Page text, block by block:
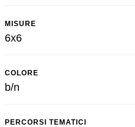
MISURE
6x6
COLORE
b/n
PERCORSI TEMATICI